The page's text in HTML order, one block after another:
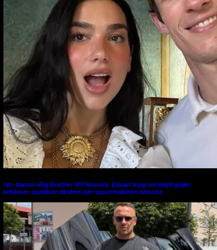
Ish-banori i Big Brother VIP Kosova, Eduart Kuqi ua mbyll gojën
kritikëve, publikon dëshmi për supermakinën luksoze